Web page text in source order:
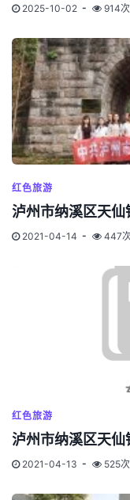
2025-10-02 914
红色旅游
泸州市纳溪区天
2021-04-14 447
红色旅游
泸州市纳溪区天
2021-04-13 525